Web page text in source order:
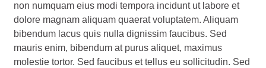
non numquam eius modi tempora incidunt ut labore et
dolore magnam aliquam quaerat voluptatem. Aliquam
bibendum lacus quis nulla dignissim faucibus. Sed
mauris enim, bibendum at purus aliquet, maximus
molestie tortor. Sed faucibus et tellus eu sollicitudin. Sed